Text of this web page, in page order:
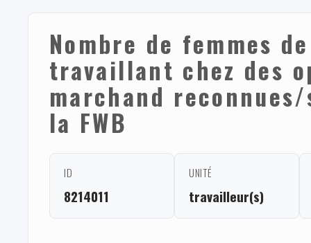
Nombre de femmes
travaillant chez des
marchand
la FWB
ID
8214011
UNITÉ
travailleur(s)